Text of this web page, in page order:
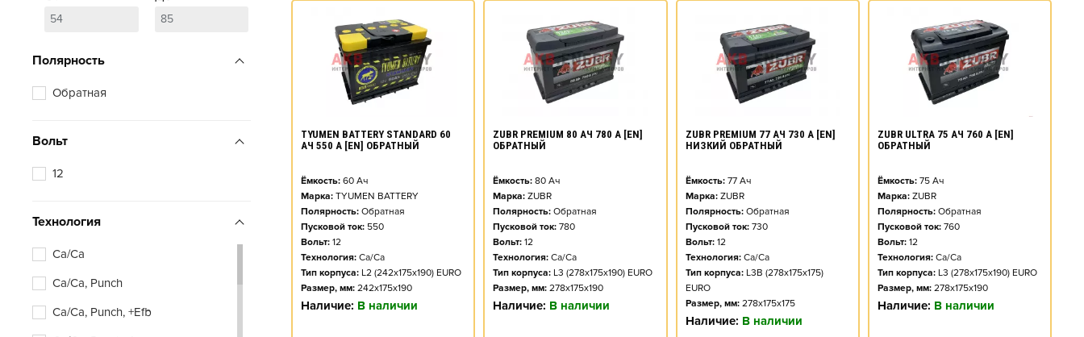
Полярность
Обратная
Вольт
12
Технология
Ca/Ca
Ca/Ca, Punch
Ca/Ca, Punch, +Efb
TYUMEN BATTERY STANDARD 60
АЧ 550 А [EN] ОБРАТНЫЙ
Ёмкость: 60 Ач
Марка: TYUMEN BATTERY
Полярность: Обратная
Пусковой ток: 550
Вольт: 12
Технология: Ca/Ca
Тип корпуса: L2 (242x175x190) EURO
Размер, мм: 242x175x190
Наличие: В наличии
ZUBR PREMIUM 80 АЧ 780 А [EN]
ОБРАТНЫЙ
Ёмкость: 80 Ач
Марка: ZUBR
Полярность: Обратная
Пусковой ток: 780
Вольт: 12
Технология: Ca/Ca
Тип корпуса: L3 (278x175x190) EURO
Размер, мм: 278x175x190
Наличие: В наличии
ZUBR PREMIUM 77 АЧ 730 А [EN]
НИЗКИЙ ОБРАТНЫЙ
Ёмкость: 77Ач
Марка: ZUBR
Полярность: Обратная
Пусковой ток: 730
Вольт: 12
Технология: Ca/Ca
Тип корпуса: L3B (278x175x175)
EURO
Размер, мм: 278x175x175
Наличие: В наличии
ZUBR ULTRA 75 АЧ 760 А [EN]
ОБРАТНЫЙ
Ёмкость: 75Ач
Марка: ZUBR
Полярность: Обратная
Пусковой ток: 760
Вольт: 12
Технология: Ca/Ca
Тип корпуса: L3 (278x175x190) EURO
Размер, мм: 278x175x190
Наличие: В наличии